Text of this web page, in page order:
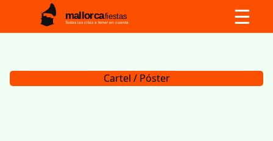
mallorcafiestas
Todas las citas a tener en cuenta ☰
Cartel / Póster